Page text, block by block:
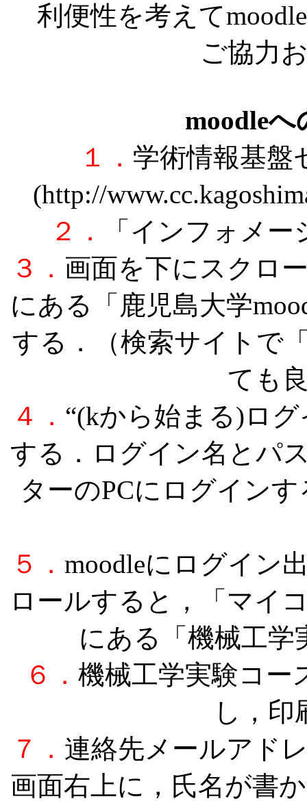
利便性を考えて
ご協力
moodle
１． 学術情報基盤
(http://
２．
「インフォメ
３． 画面を下にスクロ
にある「鹿児島大学
する．（検索サイトで
ても
４． “(kから始まる)ロ
する．ログイン名とパ
ターのPCにログイン
５． moodleにログイン
ロールすると，「マイ
にある「機械工
６． 機械工学実験コー
し，印
７． 連絡先メールアド
画面右上に，氏名が書